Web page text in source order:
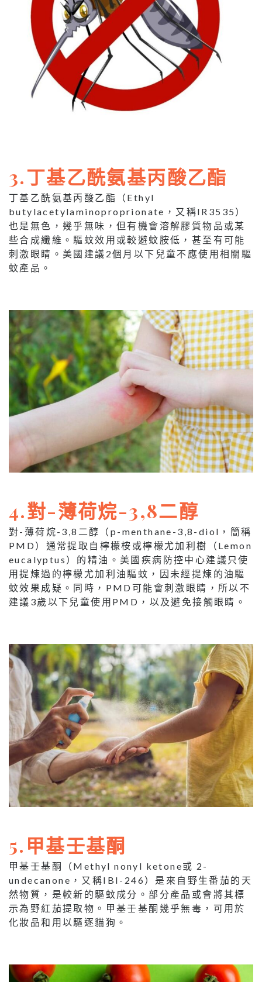
3.丁基乙酰氨基丙酸乙酯
丁基乙酰氨基丙酸乙酯（Ethyl
butylacetylaminoproprionate，又稱IR3535）
也是無色，幾乎無味，但有機會溶解膠質物品或某
些合成纖維。驅蚊效用或較避蚊胺低，甚至有可能
刺激眼睛。美國建議2個月以下兒童不應使用相關驅
蚊產品。
4.對-薄荷烷-3,8二醇
對-薄荷烷-3,8二醇（p-menthane-3,8-diol，簡稱
PMD）通常提取自檸檬桉或檸檬尤加利樹（Lemon
eucalyptus）的精油。美國疾病防控中心建議只使
用提煉過的檸檬尤加利油驅蚊，因未經提煉的油驅
蚊效果成疑。同時，PMD可能會刺激眼睛，所以不
建議3歲以下兒童使用PMD，以及避免接觸眼睛。
5. 甲基壬基酮
甲基壬基酮（Methyl nonyl ketone或 2-
undecanone，又稱IBI-246）是來自野生番茄的天
然物質，是較新的驅蚊成分。部分產品或會將其標
示為野紅茄提取物。甲基壬基酮幾乎無毒，可用於
化妝品和用以驅逐貓狗。